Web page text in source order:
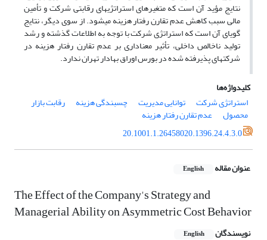
نتایج مؤید آن است که متغیرهای استراتژی‎های رقابتی شرکت و تأمین
مالی سبب کاهش عدم تقارن رفتار هزینه می‎شود. از سوی دیگر، نتایج
گویای آن است که استراتژی شرکت با توجه به اطلاعات گذشته و رشد
تولید ناخالص داخلی، تأثیر معناداری بر عدم تقارن رفتار هزینه در
شرکت­های پذیرفته شده در بورس اوراق بهادار تهران ندارد.
کلیدواژه‌ها
استراتژی شرکت
توانایی مدیریت چسبندگی هزینه رقابت بازار
محصول
عدم تقارن رفتار هزینه
20.1001.1.26458020.1396.24.4.3.0
عنوان مقاله English
The Effect of the Company's Strategy and
Managerial Ability on Asymmetric Cost Behavior
نویسندگان English